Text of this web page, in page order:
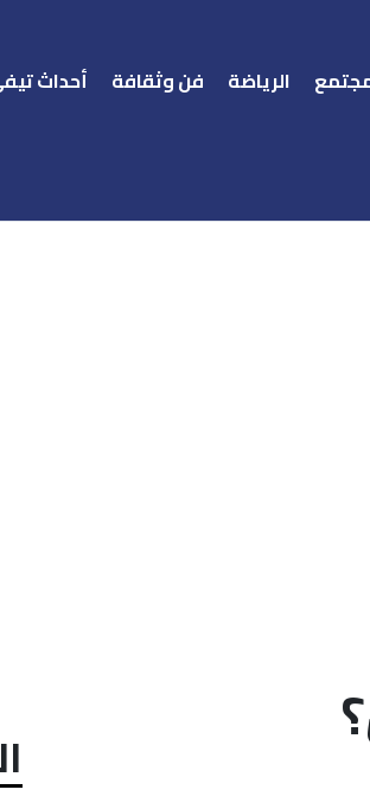
الرياضة فن وثقافة أحداث